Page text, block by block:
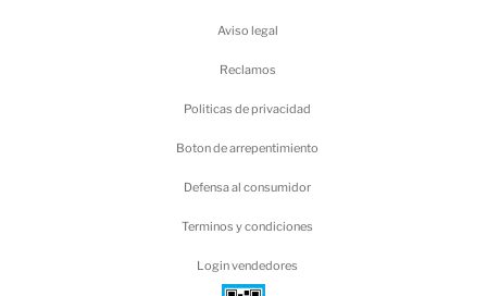
Aviso legal
Reclamos
Politicas de privacidad
Boton de arrepentimiento
Defensa al consumidor
Terminos y condiciones
Login vendedores